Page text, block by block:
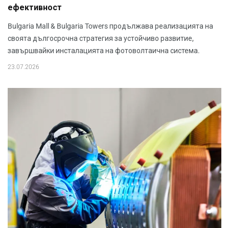
ефективност
Bulgaria Mall & Bulgaria Towers продължава реализацията на
своята дългосрочна стратегия за устойчиво развитие,
завършвайки инсталацията на фотоволтаична система.
23.07.2026